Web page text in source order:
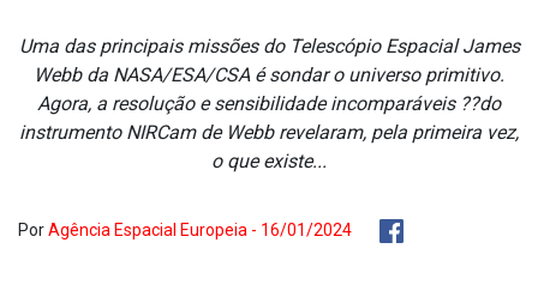
Uma das principais missões do Telescópio Espacial James
Webb da NASA/ESA/CSA é sondar o universo primitivo.
Agora, a resolução e sensibilidade incomparáveis ??do
instrumento NIRCam de Webb revelaram, pela primeira vez,
o que existe...
PorAgência Espacial Europeia - 16/01/2024